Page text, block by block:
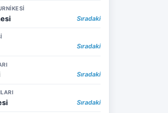
Sıradaki
Sıradaki
Sıradaki
Sıradaki